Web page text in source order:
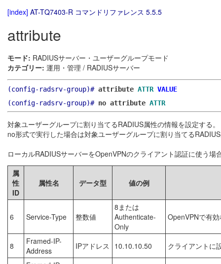
[index] AT-TQ7403-R コマンドリファレンス 5.5.5
attribute
モード: RADIUSサーバー・ユーザーグループモード
カテゴリー: 運用・管理 / RADIUSサーバー
(config-radsrv-group)# attribute ATTR VALUE
(config-radsrv-group)# no attribute ATTR
対象ユーザーグループに割り当てるRADIUS属性の情報を設定する。
no形式で実行した場合は対象ユーザーグループに割り当てる
ローカルRADIUSサーバーをOpenVPNのクライアント認証に使う
属
性
ID
属性名 データ型 値の例
6 Service-Type 整数値
8または
Authenticate-
Only
OpenVPNで有
8
Framed-IP-
Address
IPアドレス 10.10.10.50 クライアントに